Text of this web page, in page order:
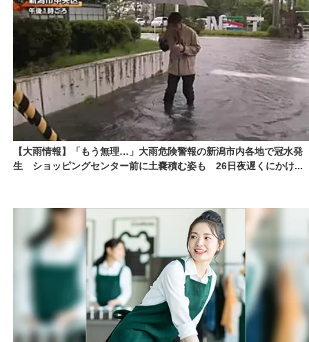
【大雨情報】「もう無理…」大雨危険警報の新潟市内各地で冠水発
生 ショッピングセンター前に土嚢積む姿も 26日夜遅くにかけ...